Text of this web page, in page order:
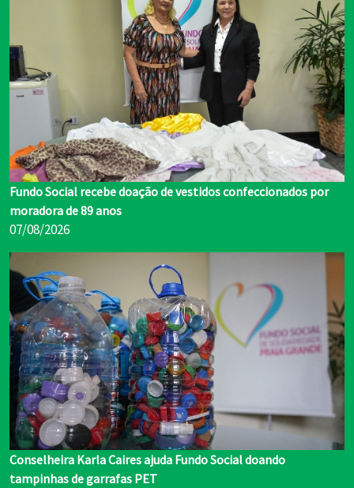
Fundo Social recebe doação de vestidos confeccionados por
moradora de 89 anos
07/08/2026
Conselheira Karla Caires ajuda Fundo Social doando
tampinhas de garrafas PET